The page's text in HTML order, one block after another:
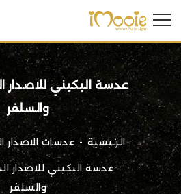
عدسة البكيني للاصدار
والسلفر
الرئيسية عدسات الاصدار
عدسة البكيني للاصدار
والسلفر